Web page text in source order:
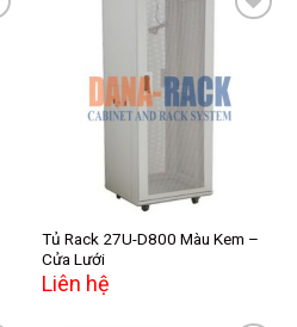
Add to
wishlist
Tủ Rack 27U-D800 Màu Kem –
Cửa Lưới
Liên hệ